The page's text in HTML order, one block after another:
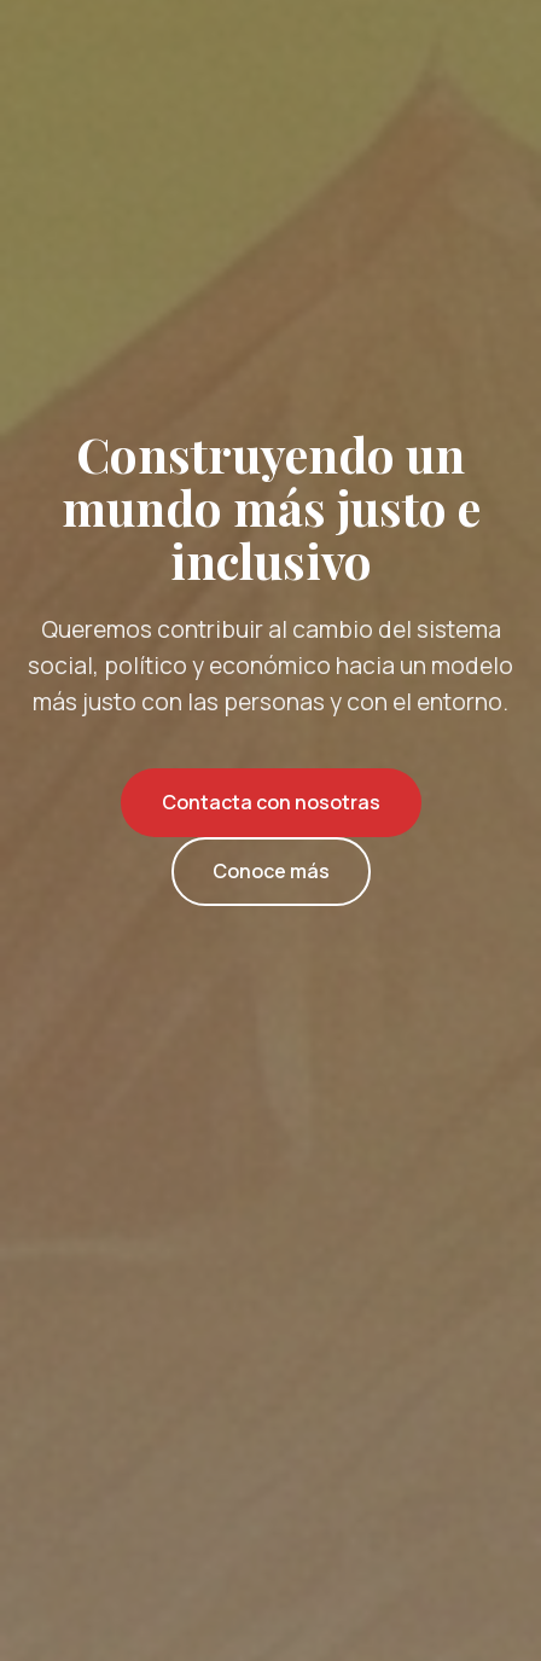
Construyendo un
mundo más justo e
inclusivo
Queremos contribuir al cambio del sistema
social, político y económico hacia un modelo
más justo con las personas y con el entorno.
Contacta con nosotras
Conoce más